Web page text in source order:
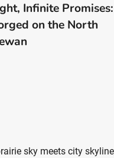
Infinite
on the North
sky meets city